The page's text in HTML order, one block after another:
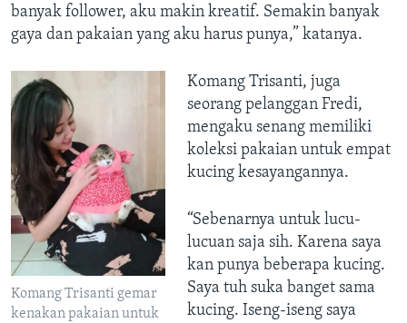
banyak follower, aku makin kreatif. Semakin banyak
gaya dan pakaian yang aku harus punya,” katanya.
Komang Trisanti gemar
kenakan pakaian untuk
Komang Trisanti, juga
seorang pelanggan Fredi,
mengaku senang memiliki
koleksi pakaian untuk empat
kucing kesayangannya.
“Sebenarnya untuk lucu-
lucuan saja sih. Karena saya
kan punya beberapa kucing.
Saya tuh suka banget sama
kucing. Iseng-iseng saya